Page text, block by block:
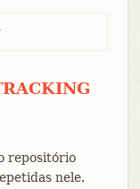
repositório
nele.